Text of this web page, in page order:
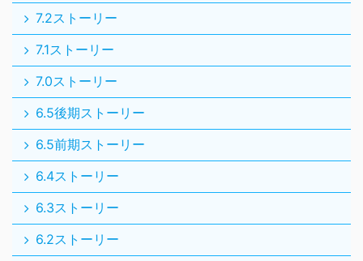
7.2ストーリー
7.1ストーリー
7.0ストーリー
6.5後期ストーリー
6.5前期ストーリー
6.4ストーリー
6.3ストーリー
6.2ストーリー